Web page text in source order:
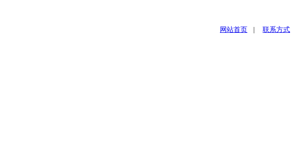
网站首页 联系方式